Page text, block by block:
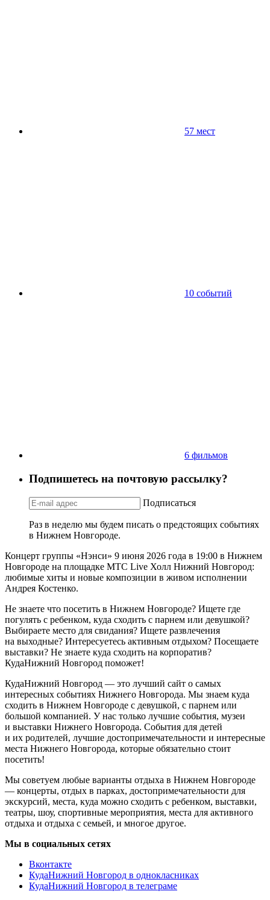
57 мест
10 событий
6 фильмов
Подпишетесь на почтовую рассылку?
Подписаться
Раз в неделю мы будем писать о предстоящих событиях
в Нижнем Новгороде.
Концерт группы «Нэнси» 9 июня 2026 года в 19:00 в Нижнем
Новгороде на площадке МТС Live Холл Нижний Новгород:
любимые хиты и новые композиции в живом исполнении
Андрея Костенко.
Не знаете что посетить в Нижнем Новгороде? Ищете где
погулять с ребенком, куда сходить с парнем или девушкой?
Выбираете место для свидания? Ищете развлечения
на выходные? Интересуетесь активным отдыхом? Посещаете
выставки? Не знаете куда сходить на корпоратив?
КудаНижний Новгород поможет!
КудаНижний Новгород — это лучший сайт о самых
интересных событиях Нижнего Новгорода. Мы знаем куда
сходить в Нижнем Новгороде с девушкой, с парнем или
большой компанией. У нас только лучшие события, музеи
и выставки Нижнего Новгорода. События для детей
и их родителей, лучшие достопримечательности и интересные
места Нижнего Новгорода, которые обязательно стоит
посетить!
Мы советуем любые варианты отдыха в Нижнем Новгороде
— концерты, отдых в парках, достопримечательности для
экскурсий, места, куда можно сходить с ребенком, выставки,
театры, шоу, спортивные мероприятия, места для активного
отдыха и отдыха с семьей, и многое другое.
Мы в социальных сетях
Вконтакте
КудаНижний Новгород в однокласниках
КудаНижний Новгород в телеграме